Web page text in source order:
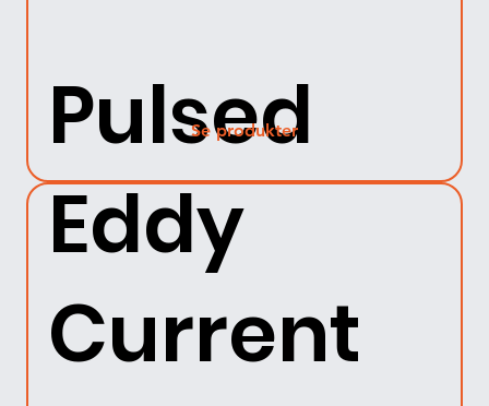
Pulsed
Eddy
Current
Se produkter